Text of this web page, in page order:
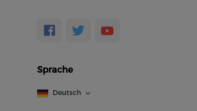
Sprache
Deutsch